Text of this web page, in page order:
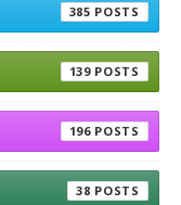
385
139
196
38